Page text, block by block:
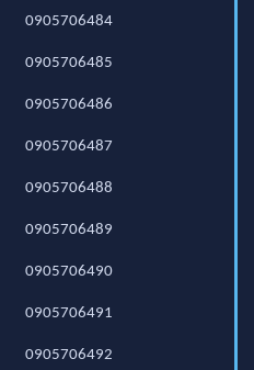
0905706484
0905706485
0905706486
0905706487
0905706488
0905706489
0905706490
0905706491
0905706492